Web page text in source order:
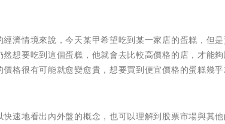
濟情境來說，今天某甲希望吃到某一家店的蛋糕，但
想要吃到這個蛋糕，他就會去比較高價格的店，才能
格很有可能就愈變愈貴，想要買到便宜價格的蛋糕幾乎
速地看出內外盤的概念，也可以理解到股票市場與其